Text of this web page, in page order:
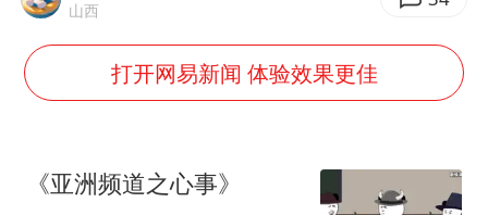
曹颖儿子首次演长剧
“开学三件套”全线暴涨
山西
打开网易新闻 体验效果更佳
《亚洲频道之心事》